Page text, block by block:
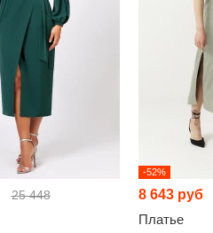
25 448
-52%
8 643 руб
Платье